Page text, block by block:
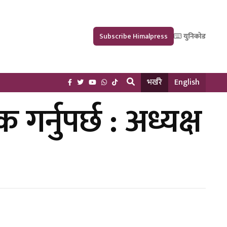
Subscribe Himalpress युनिकोड
भर्खरै English
गर्नुपर्छ : अध्यक्ष